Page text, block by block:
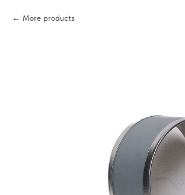
More products